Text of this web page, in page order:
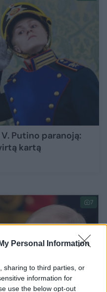
Personal Information
sharing to third parties, or
information for
use the below opt-out
Putino paranoją:
kartą
7